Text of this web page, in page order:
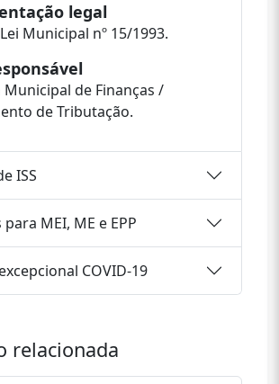
legal
Municipal nº 15/1993.
de Finanças /
de Tributação.
ISS
MEI, ME e EPP
COVID-19
relacionada